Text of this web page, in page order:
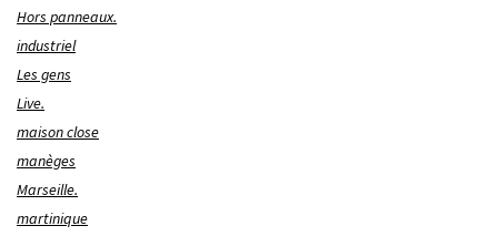
Hors panneaux.
industriel
Les gens
Live.
maison close
manèges
Marseille.
martinique